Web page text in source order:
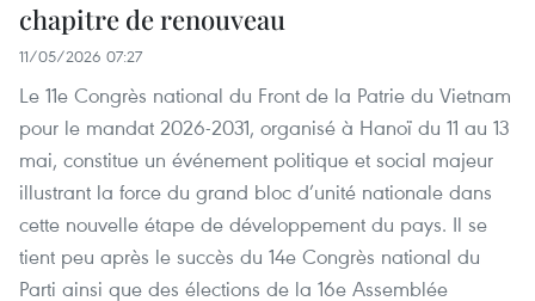
chapitre de renouveau
11/05/2026 07:27
Le 11e Congrès national du Front de la Patrie du Vietnam
pour le mandat 2026-2031, organisé à Hanoï du 11 au 13
mai, constitue un événement politique et social majeur
illustrant la force du grand bloc d’unité nationale dans
cette nouvelle étape de développement du pays. Il se
tient peu après le succès du 14e Congrès national du
Parti ainsi que des élections de la 16e Assemblée